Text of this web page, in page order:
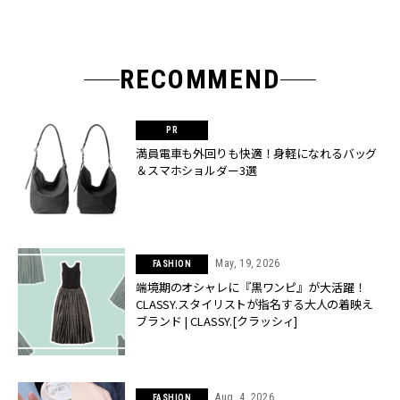
RECOMMEND
満員電車も外回りも快適！身軽になれるバッグ
＆スマホショルダー3選
FASHION May, 19, 2026
端境期のオシャレに『黒ワンピ』が大活躍！
CLASSY.スタイリストが指名する大人の着映え
ブランド | CLASSY.[クラッシィ]
FASHION Aug, 4, 2026